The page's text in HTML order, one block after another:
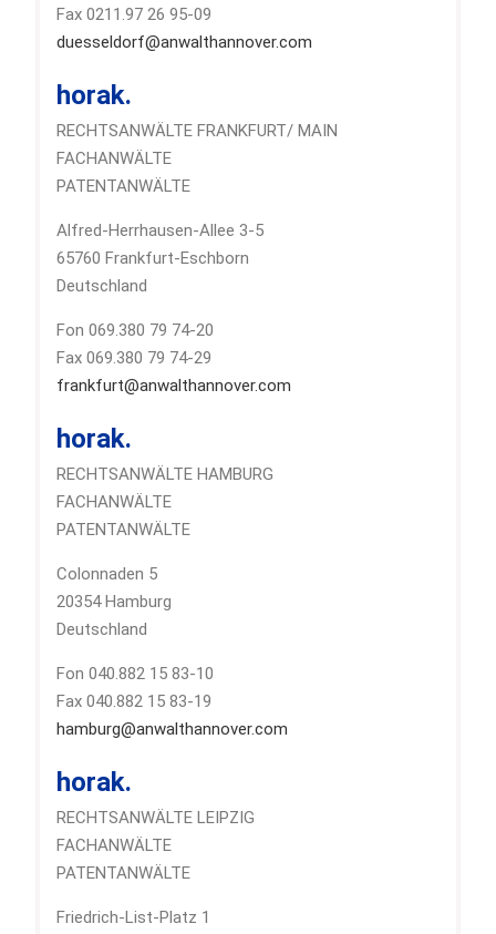
Fax 0211.97 26 95-09
duesseldorf@anwalthannover.com
horak.
RECHTSANWÄLTE FRANKFURT/ MAIN
FACHANWÄLTE
PATENTANWÄLTE
Alfred-Herrhausen-Allee 3-5
65760 Frankfurt-Eschborn
Deutschland
Fon 069.380 79 74-20
Fax 069.380 79 74-29
frankfurt@anwalthannover.com
horak.
RECHTSANWÄLTE HAMBURG
FACHANWÄLTE
PATENTANWÄLTE
Colonnaden 5
20354 Hamburg
Deutschland
Fon 040.882 15 83-10
Fax 040.882 15 83-19
hamburg@anwalthannover.com
horak.
RECHTSANWÄLTE LEIPZIG
FACHANWÄLTE
PATENTANWÄLTE
Friedrich-List-Platz 1